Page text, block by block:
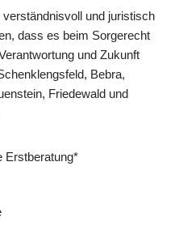
und juristisch
dass es beim Sorgerecht
und Zukunft
Bebra,
Friedewald und
Erstberatung*